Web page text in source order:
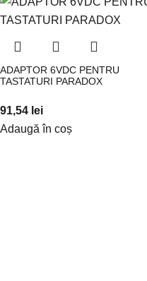
ADAPTOR 6VDC PENTRU
TASTATURI PARADOX
91,54 lei
Adaugă în coș